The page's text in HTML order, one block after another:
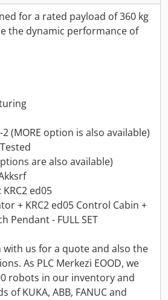
for a rated payload of 360 kg
the dynamic performance of
2 (MORE option is also available)
are also available)
ed05
+ KRC2 ed05 Control Cabin +
Pendant - FULL SET
with us for a quote and also the
As PLC Merkezi EOOD, we
robots in our inventory and
of KUKA, ABB, FANUC and